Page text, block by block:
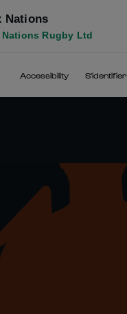
Nations
Nations Rugby Ltd
Accessibility S'identifier